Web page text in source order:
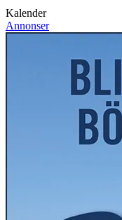
Kalender
Annonser